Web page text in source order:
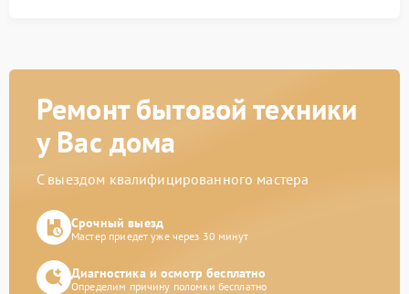
Ремонт бытовой техники
у Вас дома
С выездом квалифицированного мастера
Срочный выезд
Мастер приедет уже через 30 минут
Диагностика и осмотр бесплатно
Определим причину поломки бесплатно